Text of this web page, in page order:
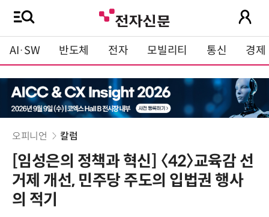
AI·SW 반도체 전자 모빌리티 통신 경제
오피니언 칼럼
[임성은의 정책과 혁신] 〈42〉교육감 선
거제 개선, 민주당 주도의 입법권 행사
의 적기